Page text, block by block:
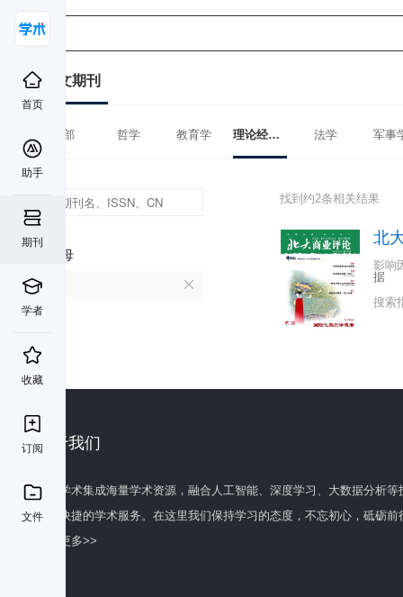
首页
助手
期刊
学者
收藏
订阅
文件
中文期刊
全部 哲学 教育学 理论经济学 法学 军事
首字母
B
找到约2条相关结果
北
影响
据
搜索
关于我们
百度学术集成海量学术资源，融合人工智能、深度学习、大数据分析
全面快捷的学术服务。在这里我们保持学习的态度，不忘初心，砥砺前
了解更多>>